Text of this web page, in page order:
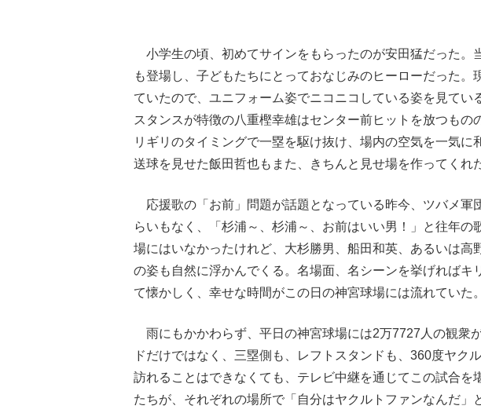
小学生の頃、初めてサインをもらったのが安田猛だった。
も登場し、子どもたちにとっておなじみのヒーローだった
ていたので、ユニフォーム姿でニコニコしている姿を見てい
スタンスが特徴の八重樫幸雄はセンター前ヒットを放つも
リギリのタイミングで一塁を駆け抜け、場内の空気を一気
送球を見せた飯田哲也もまた、きちんと見せ場を作ってくれ
応援歌の「お前」問題が話題となっている昨今、ツバメ軍
らいもなく、「杉浦～、杉浦～、お前はいい男！」と往年
場にはいなかったけれど、大杉勝男、船田和英、あるいは
の姿も自然に浮かんでくる。名場面、名シーンを挙げればキ
て懐かしく、幸せな時間がこの日の神宮球場には流れていた。
雨にもかかわらず、平日の神宮球場には2万7727人の観衆
ドだけではなく、三塁側も、レフトスタンドも、360度ヤク
訪れることはできなくても、テレビ中継を通じてこの試合を
たちが、それぞれの場所で「自分はヤクルトファンなんだ」